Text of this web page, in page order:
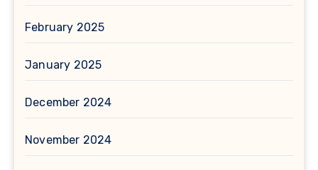
February 2025
January 2025
December 2024
November 2024